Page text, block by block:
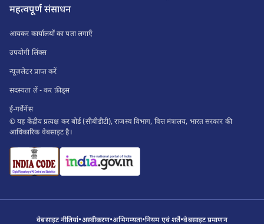
महत्वपूर्ण संसाधन
आयकर कार्यालयों का पता लगाएँ
उपयोगी लिंक्स
न्यूज़लेटर प्राप्त करें
सदस्यता लें - कर फ़ीड्स
ई-गर्वेनेंस
© यह केंद्रीय प्रत्यक्ष कर बोर्ड (सीबीडीटी), राजस्व विभाग, वित्त मंत्रालय, भारत सरकार की
आधिकारिक वेबसाइट है।
वेबसाइट नीतियां•अस्वीकरण•अभिगम्यता•नियम एवं शर्तें•वेबसाइट प्रमाणन